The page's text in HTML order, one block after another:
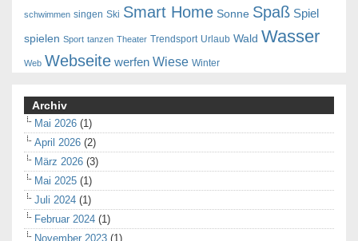
schwimmen singen Ski Smart Home Sonne Spaß Spiel
spielen Sport tanzen Theater Trendsport Urlaub Wald Wasser
Web Webseite werfen Wiese Winter
Archiv
Mai 2026 (1)
April 2026 (2)
März 2026 (3)
Mai 2025 (1)
Juli 2024 (1)
Februar 2024 (1)
November 2023 (1)